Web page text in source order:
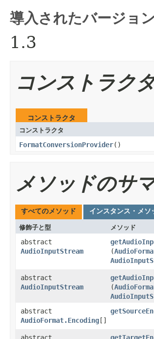
導入されたバージョ
1.3
コンストラク
コンストラクタ
コンストラクタ
FormatConversionProvider()
メソッドのサ
すべてのメソッド インスタンス・メソ
修飾子と型 メソッド
abstract
AudioInputStream
(
abstract
AudioInputStream
(
abstract
AudioFormat.Encoding[]
abstract